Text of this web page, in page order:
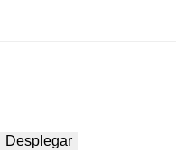
Desplegar